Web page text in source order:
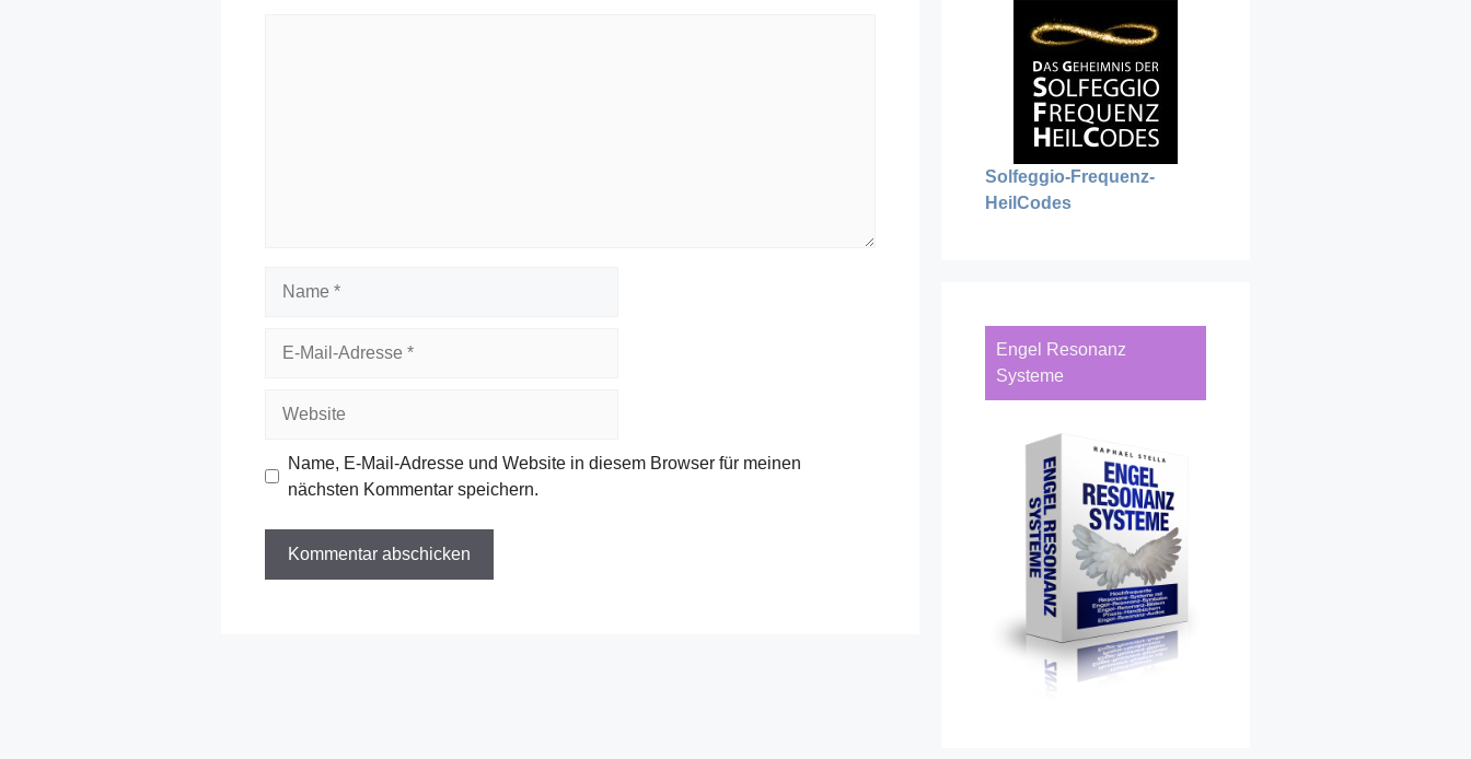
Name, E-Mail-Adresse und Website in diesem Browser für meinen
nächsten Kommentar speichern.
Solfeggio-Frequenz-
HeilCodes
Engel Resonanz
Systeme